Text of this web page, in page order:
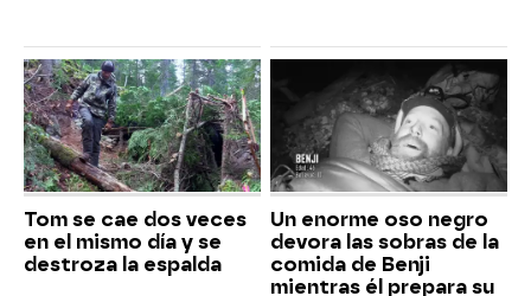
Tom se cae dos veces
en el mismo día y se
destroza la espalda
Un enorme oso negro
devora las sobras de la
comida de Benji
mientras él prepara su